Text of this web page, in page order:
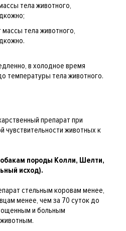
тела животного,
массы тела животного,
в холодное время
температуры тела животного.
препарат при
чувствительности животных к
породы Колли, Шелти,
исход).
стельным коровам менее,
менее, чем за 70 суток до
и больным